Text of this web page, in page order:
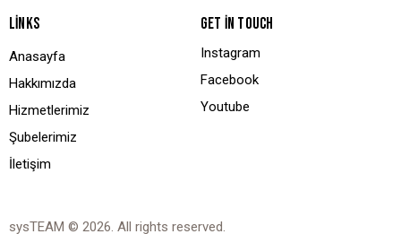
LINKS
Anasayfa
Hakkımızda
Hizmetlerimiz
Şubelerimiz
İletişim
GET IN TOUCH
Instagram
Facebook
Youtube
sysTEAM © 2026. All rights reserved.